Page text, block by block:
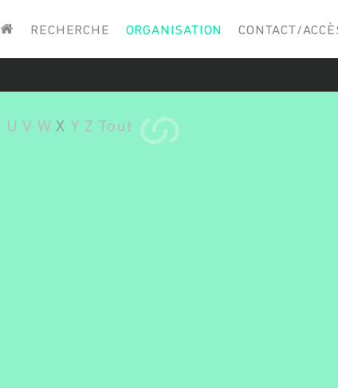
RECHERCHE ORGANISATION CONTACT/
U V W X Y Z Tout